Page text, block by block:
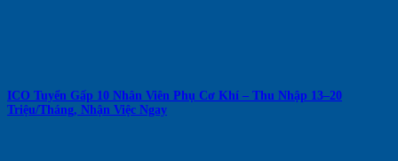
ICO Tuyển Gấp 10 Nhân Viên Phụ Cơ Khí – Thu Nhập 13–20
Triệu/Tháng, Nhận Việc Ngay